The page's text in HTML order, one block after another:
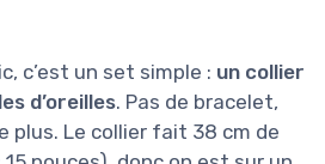
c’est un set simple : un collier
d’oreilles. Pas de bracelet,
plus. Le collier fait 38 cm de